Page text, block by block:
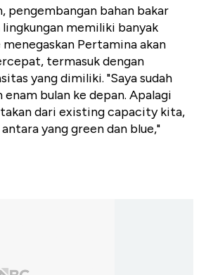
pengembangan bahan bakar
memiliki banyak
Pertamina akan
termasuk dengan
yang dimiliki. "Saya sudah
bulan ke depan. Apalagi
dari existing capacity kita,
yang green dan blue,"